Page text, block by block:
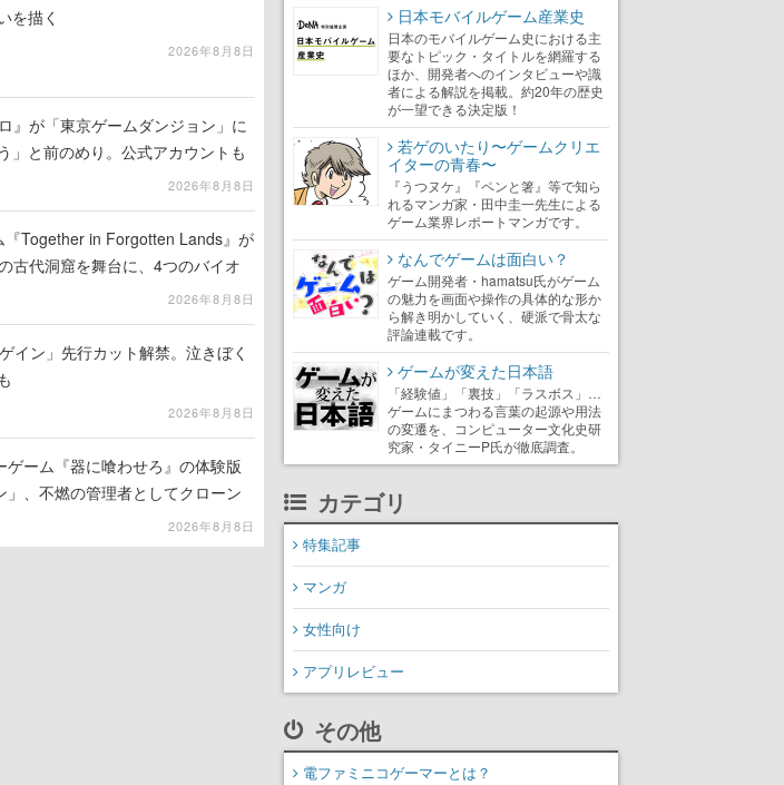
を描く
2026年8月8日
』が「東京ゲームダンジョン」に
」と前のめり。公式アカウントも
2026年8月8日
『Together in Forgotten Lands』が
古代洞窟を舞台に、4つのバイオ
2026年8月8日
イン」先行カット解禁。泣きぼく
2026年8月8日
ゲーム『器に喰わせろ』の体験版
、不燃の管理者としてクローン
2026年8月8日
日本モバイルゲーム産業史
日本のモバイルゲーム史における主
要なトピック・タイトルを網羅する
ほか、開発者へのインタビューや識
者による解説を掲載。約20年の歴史
が一望できる決定版！
若ゲのいたり〜ゲームクリエ
イターの青春〜
『うつヌケ』『ペンと箸』等で知ら
れるマンガ家・田中圭一先生による
ゲーム業界レポートマンガです。
なんでゲームは面白い？
ゲーム開発者・hamatsu氏がゲーム
の魅力を画面や操作の具体的な形か
ら解き明かしていく、硬派で骨太な
評論連載です。
ゲームが変えた日本語
「経験値」「裏技」「ラスボス」…
ゲームにまつわる言葉の起源や用法
の変遷を、コンピューター文化史研
究家・タイニーP氏が徹底調査。
カテゴリ
特集記事
マンガ
女性向け
アプリレビュー
その他
電ファミニコゲーマーとは？